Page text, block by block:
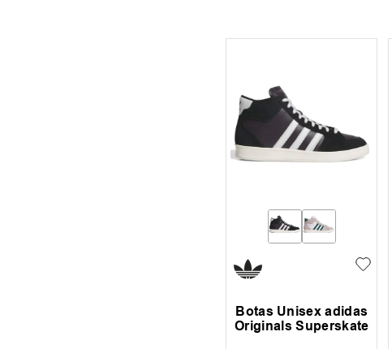
Botas Unisex adidas
Originals Superskate